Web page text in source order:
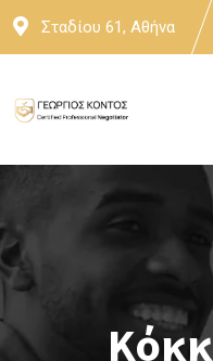
Skip
Σταδίου 61, Αθήνα